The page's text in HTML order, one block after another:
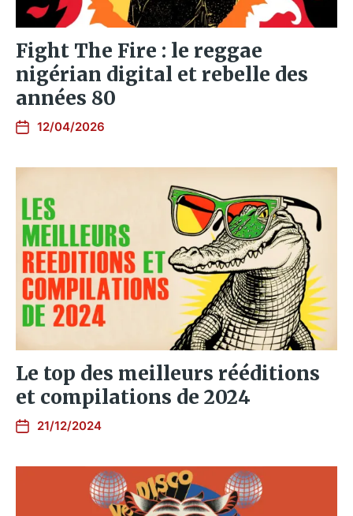
Fight The Fire : le reggae
nigérian digital et rebelle des
années 80
12/04/2026
Le top des meilleurs rééditions
et compilations de 2024
21/12/2024